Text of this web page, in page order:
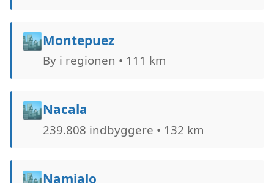
🏙️Montepuez
By i regionen • 111 km
🏙️Nacala
239.808 indbyggere • 132 km
Namialo